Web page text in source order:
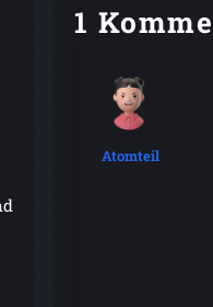
1
Atomteil